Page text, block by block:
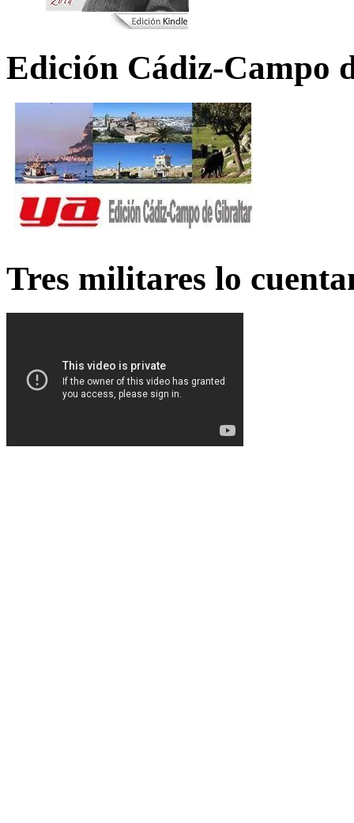
Edición Cádiz-Campo
Tres militares lo